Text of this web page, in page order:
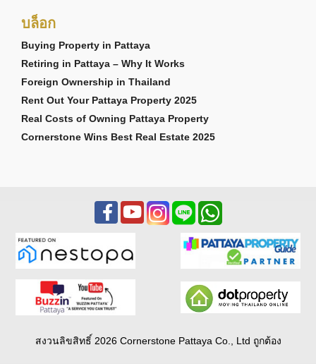
บล็อก
Buying Property in Pattaya
Retiring in Pattaya – Why It Works
Foreign Ownership in Thailand
Rent Out Your Pattaya Property 2025
Real Costs of Owning Pattaya Property
Cornerstone Wins Best Real Estate 2025
สงวนลิขสิทธิ์ 2026 Cornerstone Pattaya Co., Ltd ถูกต้อง